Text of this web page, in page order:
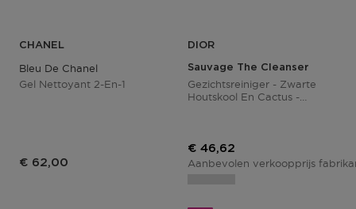
CHANEL
Bleu De Chanel
Gel Nettoyant 2-En-1
€ 62,00
DIOR
Sauvage The Cleanser
Gezichtsreiniger - Zwarte
Houtskool En Cactus -
Kortingsprijs
€ 46,62
Aanbevolen verkoopprijs